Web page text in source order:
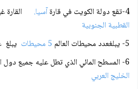
4-تقع دولة الكويت في قارة
آسيا.
القطبية الجنوبية
5- يبلغعدد محيطات العالم
5 محيطات يبلغ
6- المسطح المائي الذي تطل عليه جميع دول الخليج العربية يسمى
الخليج العربي